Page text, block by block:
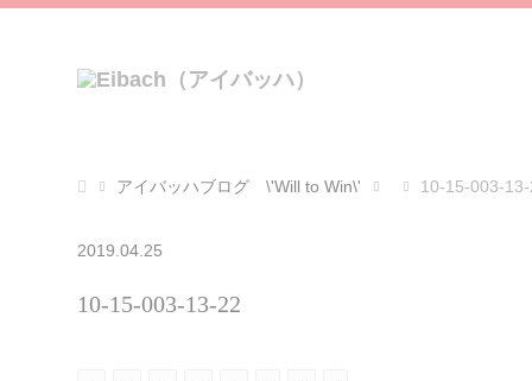
アイバッハブログ \'Will to Win\' 10-15-003-
2019.04.25
10-15-003-13-22